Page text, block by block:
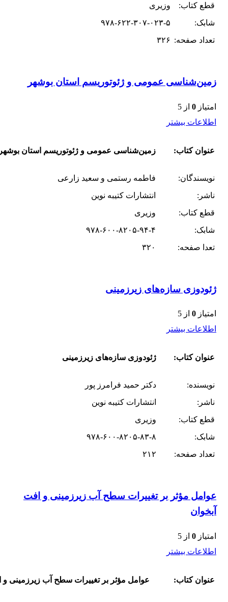
قطع کتاب:
وزیری
شابک:
۹۷۸-۶۲۲-۳۰۷-۰۲۳-۵
تعداد صفحه: ۳۲۶
زمین‌شناسی عمومی و ژئوتوریسم استان بوشهر
امتیاز 0 از 5
اطلاعات بیشتر
عنوان کتاب: زمین‌شناسی عمومی و ژئوتوریسم استان
نویسندگان:
فاطمه رستمی و سعید زارعی
ناشر:
انتشارات کتیبه نوین
قطع کتاب:
وزیری
شابک:
۹۷۸-۶۰۰-۸۲۰۵-۹۴-۴
تعدا صفحه:
۳۲۰
ژئودوزی سازه‌های زیرزمینی
امتیاز 0 از 5
اطلاعات بیشتر
عنوان کتاب: ژئودوزی سازه‌های زیرزمینی
نویسنده:
دکتر حمید فرامرز پور
ناشر:
انتشارات کتیبه نوین
قطع کتاب:
وزیری
شابک:
۹۷۸-۶۰۰-۸۲۰۵-۸۳-۸
تعداد صفحه:
۲۱۲
عوامل مؤثر بر تغییرات سطح آب زیرزمینی و افت
آبخوان
امتیاز 0 از 5
اطلاعات بیشتر
عنوان کتاب: عوامل مؤثر بر تغییرات سطح آب زیرزمینی و